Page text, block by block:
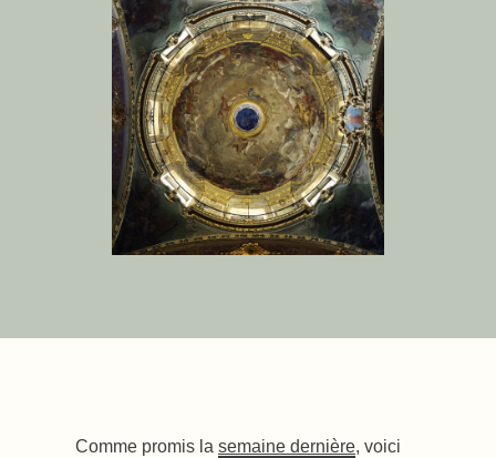
Comme promis la semaine dernière, voici